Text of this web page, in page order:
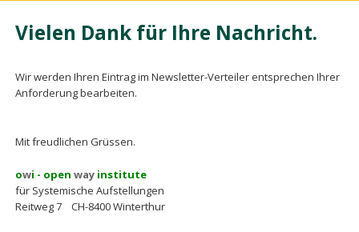
Vielen Dank für Ihre Nachricht.
Wir werden Ihren Eintrag im Newsletter-Verteiler entsprechen Ihrer
Anforderung bearbeiten.
Mit freudlichen Grüssen.
owi - open wayinstitute
für Systemische Aufstellungen
Reitweg 7 CH-8400 Winterthur